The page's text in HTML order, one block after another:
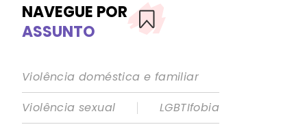
NAVEGUE POR
ASSUNTO
Violência doméstica e familiar
Violência sexual
|
LGBTIfobia